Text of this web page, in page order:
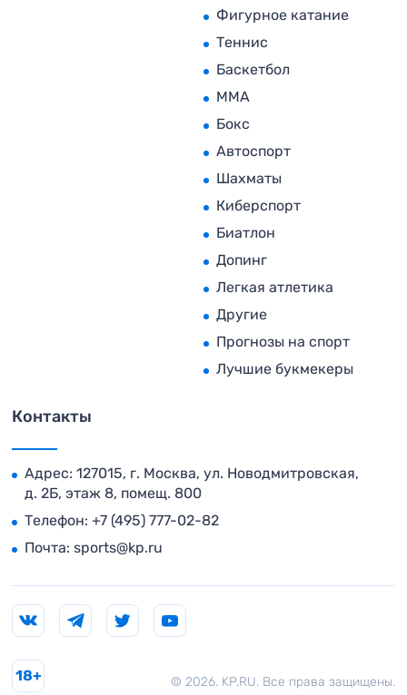
Фигурное катание
Теннис
Баскетбол
MMA
Бокс
Автоспорт
Шахматы
Киберспорт
Биатлон
Допинг
Легкая атлетика
Другие
Прогнозы на спорт
Лучшие букмекеры
Контакты
Адрес: 127015, г. Москва, ул. Новодмитровская,
д. 2Б, этаж 8, помещ. 800
Телефон: +7 (495) 777-02-82
Почта: sports@kp.ru
© 2026. KP.RU. Все права защищены.
18+